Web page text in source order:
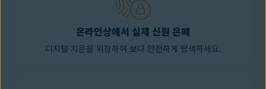
온라인상에서 실제 신원 은폐
디지털 지문을 위장하여 보다 안전하게 탐색하세요.